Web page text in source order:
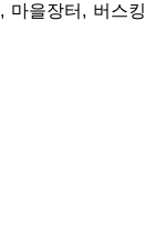
, 마을장터 , 버스킹